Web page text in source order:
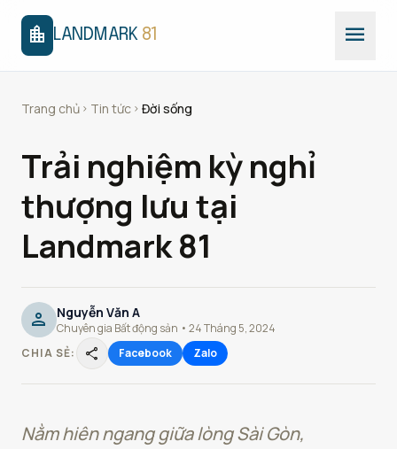
location_city LANDMARK 81 menu
Trang chủ chevron_right Tin tức chevron_right Đời sống
Trải nghiệm kỳ nghỉ
thượng lưu tại
Landmark 81
person Nguyễn Văn A
Chuyên gia Bất động sản • 24 Tháng 5, 2024
CHIA SẺ:
share Facebook Zalo
Nằm hiên ngang giữa lòng Sài Gòn,